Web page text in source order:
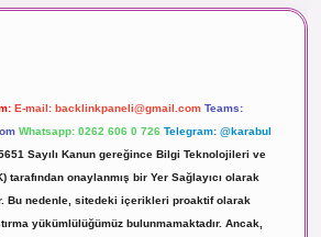
E-mail: backlinkpaneli@gmail.com Teams:
Whatsapp: 0262 606 0 726 Telegram: @karabul
Sayılı Kanun gereğince Bilgi Teknolojileri ve
tarafından onaylanmış bir Yer Sağlayıcı olarak
Bu nedenle, sitedeki içerikleri proaktif olarak
yükümlülüğümüz bulunmamaktadır. Ancak,